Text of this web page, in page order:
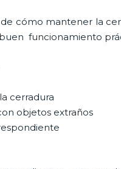
cómo mantener la
funcionamiento
cerradura
objetos extraños